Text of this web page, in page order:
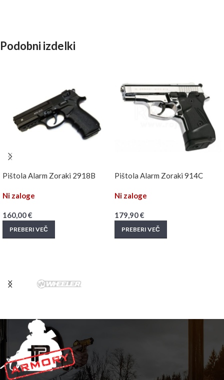
Podobni izdelki
Pištola Alarm Zoraki 2918B
Ni zaloge
160,00€
PREBERI VEČ
Pištola Alarm Zoraki 914C
Ni zaloge
179,90€
PREBERI VEČ